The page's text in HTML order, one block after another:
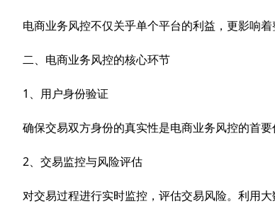
电商业务风控不仅关乎单个平台的利益，更影响
二、电商业务风控的核心环节
1、用户身份验证
确保交易双方身份的真实性是电商业务风控的首
2、交易监控与风险评估
对交易过程进行实时监控，评估交易风险。利用